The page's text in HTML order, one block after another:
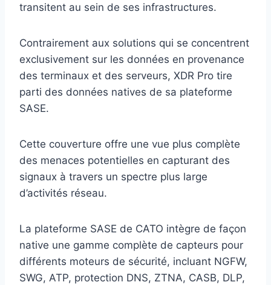
transitent au sein de ses infrastructures.
Contrairement aux solutions qui se concentrent
exclusivement sur les données en provenance
des terminaux et des serveurs, XDR Pro tire
parti des données natives de sa plateforme
SASE.
Cette couverture offre une vue plus complète
des menaces potentielles en capturant des
signaux à travers un spectre plus large
d’activités réseau.
La plateforme SASE de CATO intègre de façon
native une gamme complète de capteurs pour
différents moteurs de sécurité, incluant NGFW,
SWG, ATP, protection DNS, ZTNA, CASB, DLP,